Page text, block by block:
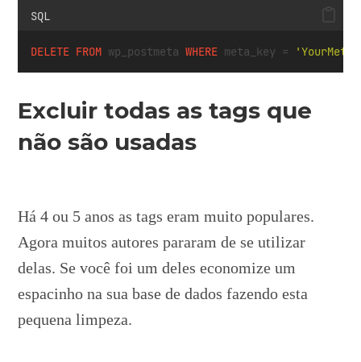
SQL
DELETE FROM wp_postmeta WHERE meta_key =
Excluir todas as tags que
não são usadas
Há 4 ou 5 anos as tags eram muito populares.
Agora muitos autores pararam de se utilizar
delas. Se você foi um deles economize um
espacinho na sua base de dados fazendo esta
pequena limpeza.